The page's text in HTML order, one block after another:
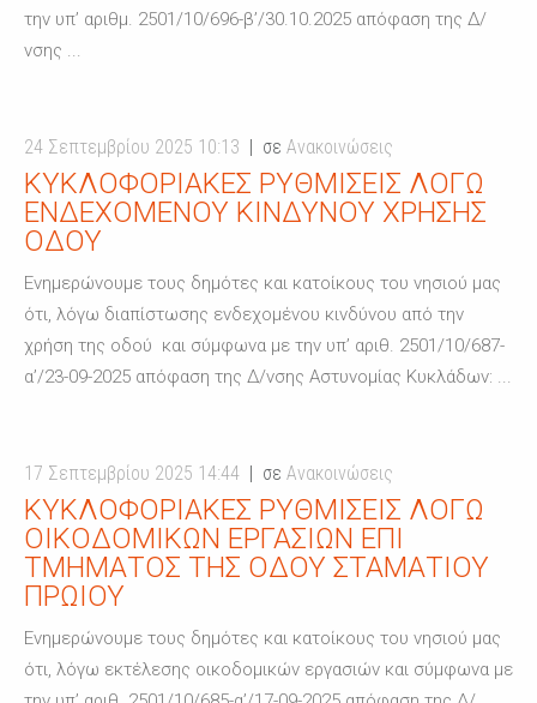
την υπ’ αριθμ. 2501/10/696-β’/30.10.2025 απόφαση της Δ/
νσης ...
24 Σεπτεμβρίου 2025 10:13 σε Ανακοινώσεις
ΚΥΚΛΟΦΟΡΙΑΚΈΣ ΡΥΘΜΊΣΕΙΣ ΛΌΓΩ
ΕΝΔΕΧΟΜΈΝΟΥ ΚΙΝΔΎΝΟΥ ΧΡΉΣΗΣ
ΟΔΟΎ
Ενημερώνουμε τους δημότες και κατοίκους του νησιού μας
ότι, λόγω διαπίστωσης ενδεχομένου κινδύνου από την
χρήση της οδού και σύμφωνα με την υπ’ αριθ. 2501/10/687-
α’/23-09-2025 απόφαση της Δ/νσης Αστυνομίας Κυκλάδων: ...
17 Σεπτεμβρίου 2025 14:44 σε Ανακοινώσεις
ΚΥΚΛΟΦΟΡΙΑΚΈΣ ΡΥΘΜΊΣΕΙΣ ΛΌΓΩ
ΟΙΚΟΔΟΜΙΚΏΝ ΕΡΓΑΣΙΏΝ ΕΠΊ
ΤΜΉΜΑΤΟΣ ΤΗΣ ΟΔΟΎ ΣΤΑΜΑΤΊΟΥ
ΠΡΩΊΟΥ
Ενημερώνουμε τους δημότες και κατοίκους του νησιού μας
ότι, λόγω εκτέλεσης οικοδομικών εργασιών και σύμφωνα με